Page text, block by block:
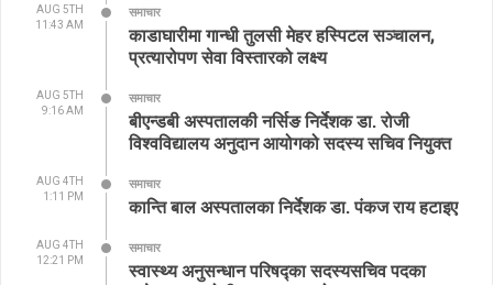
AUG 5TH
11:43 AM
समाचार
काडाघारीमा गान्धी तुलसी मेहर हस्पिटल सञ्चालन,
प्रत्यारोपण सेवा विस्तारको लक्ष्य
AUG 5TH
9:16 AM
समाचार
बीएन्डबी अस्पतालकी नर्सिङ निर्देशक डा. रोजी
विश्वविद्यालय अनुदान आयोगको सदस्य सचिव नियुक्त
AUG 4TH
1:11 PM
समाचार
कान्ति बाल अस्पतालका निर्देशक डा. पंकज राय हटाइए
AUG 4TH
12:21 PM
समाचार
स्वास्थ्य अनुसन्धान परिषद्का सदस्यसचिव पदका